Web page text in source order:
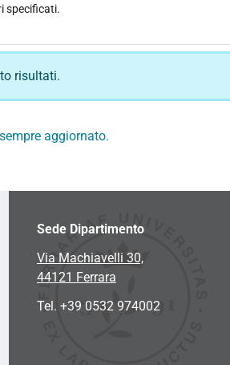
specificati.
risultati.
aggiornato.
Sede Dipartimento
Via Machiavelli 30,
44121 Ferrara
Tel. +39 0532 974002